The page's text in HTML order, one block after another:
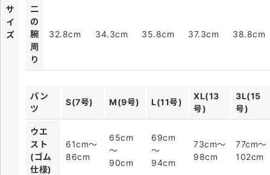
サ
イ
ズ
二
の
腕
周
り
32.8cm 34.3cm 35.8cm 37.3cm 38.8cm
パン
ツ
S(7号) M(9号) L(11号)
XL(13
号)
3L(15
号)
ウエ
スト
(ゴム
仕様)
61cm～
86cm
65cm
～
90cm
69cm
～
94cm
73cm～
98cm
77cm～
102cm